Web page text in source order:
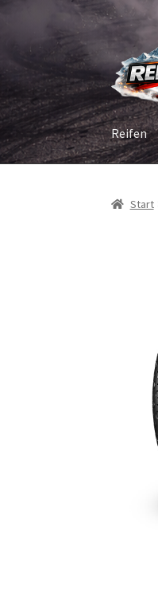
Inhalt
Reifen
Start